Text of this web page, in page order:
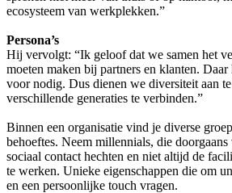
ecosysteem van werkplekken.”
Persona’s
Hij vervolgt: “Ik geloof dat we samen het
moeten maken bij partners en klanten. Daar
voor nodig. Dus dienen we diversiteit aan
verschillende generaties te verbinden.”
Binnen een organisatie vind je diverse
behoeftes. Neem millennials, die doorgaans
sociaal contact hechten en niet altijd de
te werken. Unieke eigenschappen die om
en een persoonlijke touch vragen.